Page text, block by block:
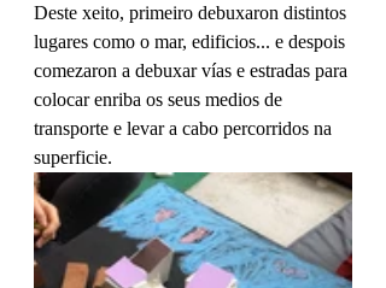
Deste xeito, primeiro debuxaron distintos
lugares como o mar, edificios... e despois
comezaron a debuxar vías e estradas para
colocar enriba os seus medios de
transporte e levar a cabo percorridos na
superficie.